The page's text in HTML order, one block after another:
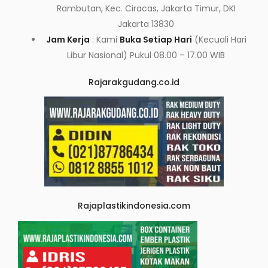
Rambutan, Kec. Ciracas, Jakarta Timur, DKI
Jakarta 13830
Jam Kerja : Kami Buka Setiap Hari (Kecuali Hari
Libur Nasional) Pukul 08.00 – 17.00 WIB
Rajarakgudang.co.id
Rajaplastikindonesia.com